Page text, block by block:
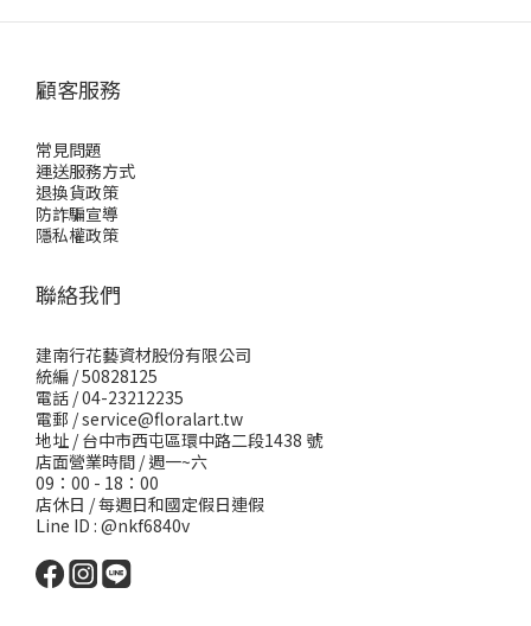
顧客服務
常見問題
運送服務方式
退換貨政策
防詐騙宣導
隱私權政策
聯絡我們
建南行花藝資材股份有限公司
統編 / 50828125
電話 / 04-23212235
電郵 /service@floralart.tw
地址 / 台中市西屯區環中路二段1438 號
店面營業時間 / 週一~六
09：00 - 18：00
店休日 / 每週日和國定假日連假
Line ID : @nkf6840v